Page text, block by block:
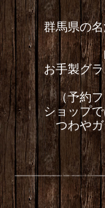
群馬県の
お手製グ
（予約
ショップ
つわや